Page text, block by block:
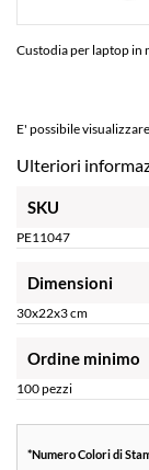
Custodia per laptop in
E' possibile
Ulteriori
SKU
PE11047
Dimensioni
30x22x3 cm
Ordine minimo
100 pezzi
*Numero Colori di